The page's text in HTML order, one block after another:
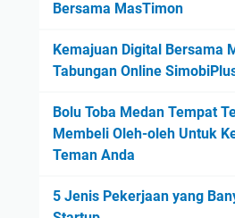
Bersama MasTimon
Kemajuan Digital Bersama
Tabungan Online
Bolu Toba Medan Tempat
Membeli Oleh-oleh Untuk
Teman Anda
5 Jenis Pekerjaan yang